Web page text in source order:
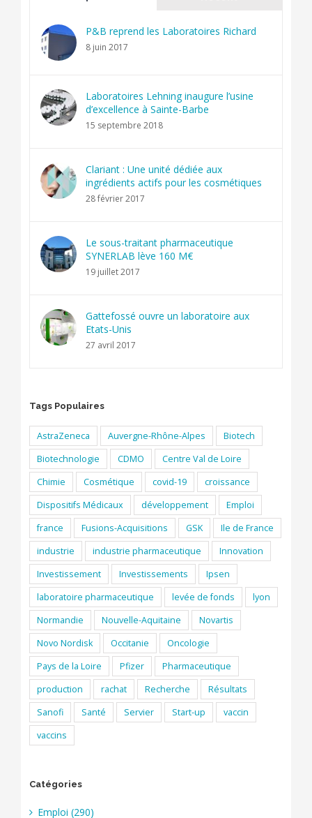
P&B reprend les Laboratoires Richard
8 juin 2017
Laboratoires Lehning inaugure l’usine
d’excellence à Sainte-Barbe
15 septembre 2018
Clariant : Une unité dédiée aux
ingrédients actifs pour les cosmétiques
28 février 2017
Le sous-traitant pharmaceutique
SYNERLAB lève 160 M€
19 juillet 2017
Gattefossé ouvre un laboratoire aux
Etats-Unis
27 avril 2017
Tags Populaires
AstraZeneca Auvergne-Rhône-Alpes
Biotech
Biotechnologie
CDMO
Centre Val de Loire
Chimie
Cosmétique covid-19
croissance
Dispositifs Médicaux
développement
Emploi
france
Fusions-Acquisitions GSK
Ile de France
industrie
industrie pharmaceutique
Innovation
Investissement
Investissements
Ipsen
laboratoire pharmaceutique
levée de fonds
lyon
Normandie
Nouvelle-Aquitaine
Novartis
Novo Nordisk
Occitanie
Oncologie
Pays de la Loire
Pfizer
Pharmaceutique
production
rachat Recherche
Résultats
Sanofi
Santé Servier Start-up
vaccin
vaccins
Catégories
Emploi (290)